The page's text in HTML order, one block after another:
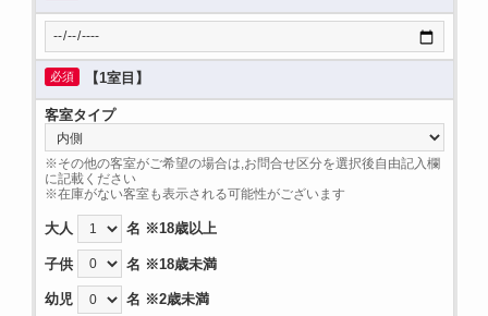
必須 【1室目】
客室タイプ
※その他の客室がご希望の場合は,お問合せ区分を選択後自由記入欄
に記載ください
※在庫がない客室も表示される可能性がございます
大人 名 ※18歳以上
子供 名 ※18歳未満
幼児 名 ※2歳未満